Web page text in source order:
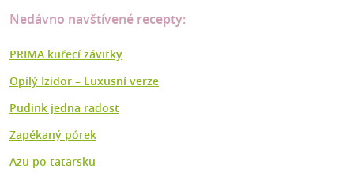
Nedávno navštívené recepty:
PRIMA kuřecí závitky
Opilý Izidor – Luxusní verze
Pudink jedna radost
Zapékaný pórek
Azu po tatarsku